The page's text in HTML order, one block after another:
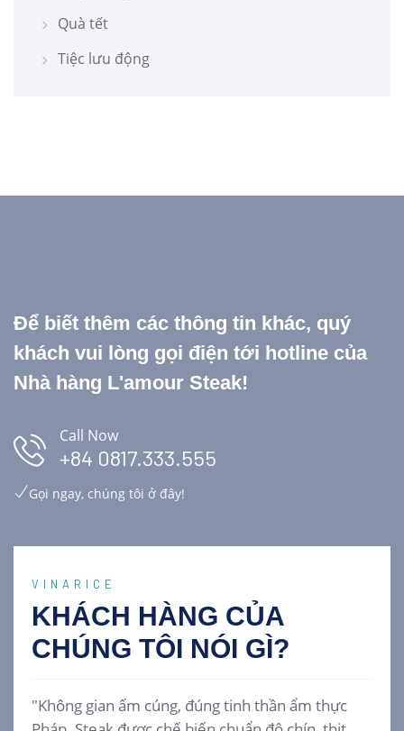
Quà tết
Tiệc lưu động
Để biết thêm các thông tin khác, quý
khách vui lòng gọi điện tới hotline của
Nhà hàng L'amour Steak!
Call Now
+84 0817.333.555
Gọi ngay, chúng tôi ở đây!
VINARICE
KHÁCH HÀNG CỦA
CHÚNG TÔI NÓI GÌ?
"Không gian ấm cúng, đúng tinh thần ẩm thực